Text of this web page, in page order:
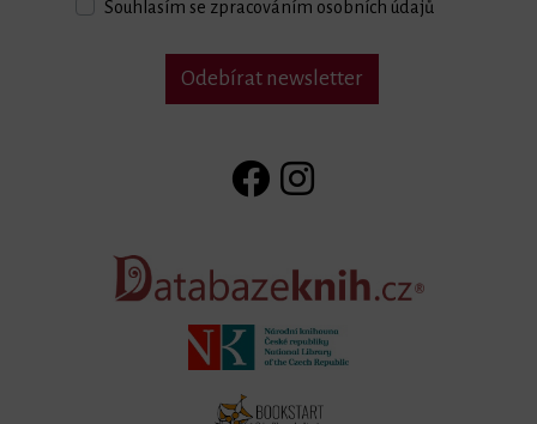
Souhlasím se zpracováním osobních údajů
Odebírat newsletter